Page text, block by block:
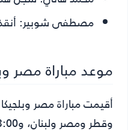
مصطفى شوبير:
موعد مباراة مصر